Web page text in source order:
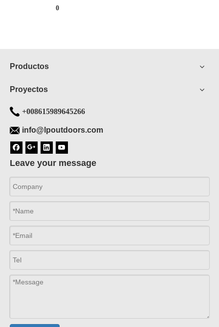
5x5m con suelos de madera
0
Productos
Proyectos
+008615989645266
info@lpoutdoors.com
Leave your message